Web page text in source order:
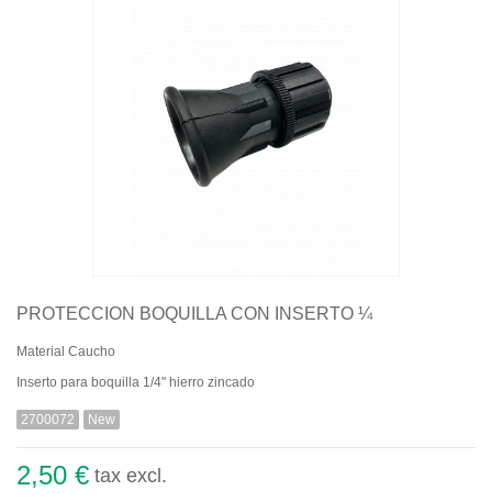
PROTECCION BOQUILLA CON INSERTO ¼
Material Caucho
Inserto para boquilla 1/4" hierro zincado
2700072 New
2,50 € tax excl.